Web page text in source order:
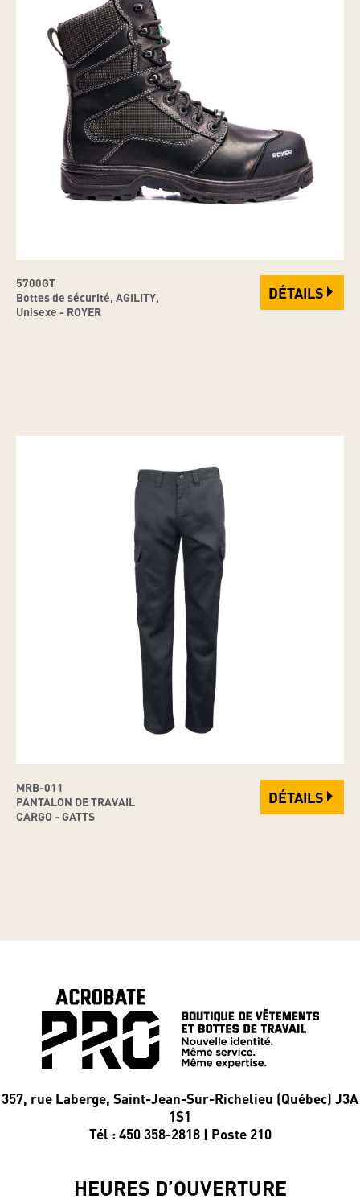
5700GT
Bottes de sécurité, AGILITY,
Unisexe - ROYER
DÉTAILS
MRB-011
PANTALON DE TRAVAIL
CARGO - GATTS
DÉTAILS
357, rue Laberge, Saint-Jean-Sur-Richelieu (Québec) J3A
1S1
Tél : 450 358-2818 | Poste 210
HEURES D’OUVERTURE